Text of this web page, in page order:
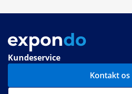
Kundeservice
Kontakt os